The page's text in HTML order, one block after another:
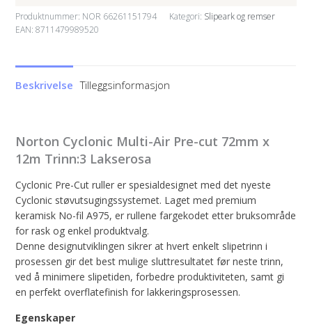
Produktnummer: NOR 66261151794 Kategori: Slipeark og remser
EAN: 8711479989520
Beskrivelse Tilleggsinformasjon
Norton Cyclonic Multi-Air Pre-cut 72mm x
12m Trinn:3 Lakserosa
Cyclonic Pre-Cut ruller er spesialdesignet med det nyeste
Cyclonic støvutsugingssystemet. Laget med premium
keramisk No-fil A975, er rullene fargekodet etter bruksområde
for rask og enkel produktvalg.
Denne designutviklingen sikrer at hvert enkelt slipetrinn i
prosessen gir det best mulige sluttresultatet før neste trinn,
ved å minimere slipetiden, forbedre produktiviteten, samt gi
en perfekt overflatefinish for lakkeringsprosessen.
Egenskaper